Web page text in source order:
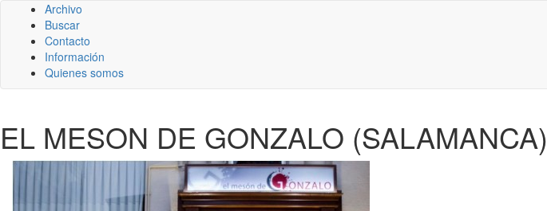
Archivo
Buscar
Contacto
Información
Quienes somos
EL MESON DE GONZALO (SALAMANCA)